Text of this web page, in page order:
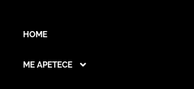
HOME
ME APETECE